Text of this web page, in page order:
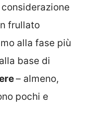
frullato
alla fase più
base di
– almeno,
pochi e